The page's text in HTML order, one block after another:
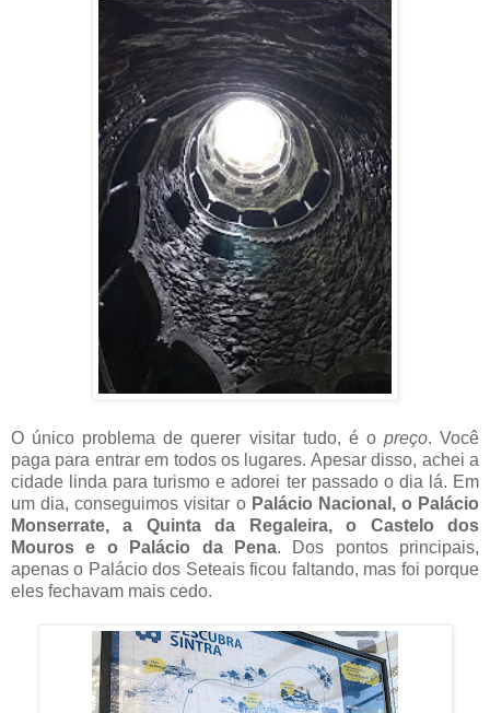
O único problema de querer visitar tudo, é o preço. Você
paga para entrar em todos os lugares. Apesar disso, achei a
cidade linda para turismo e adorei ter passado o dia lá. Em
um dia, conseguimos visitar o Palácio Nacional, o Palácio
Monserrate, a Quinta da Regaleira, o Castelo dos
Mouros e o Palácio da Pena. Dos pontos principais,
apenas o Palácio dos Seteais ficou faltando, mas foi porque
eles fechavam mais cedo.